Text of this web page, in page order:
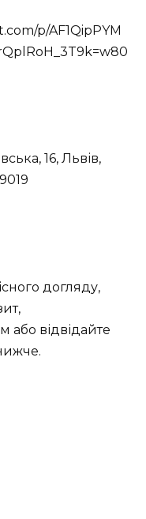
p/AF1QipPYM
16, Львів,
догляду,
або відвідайте